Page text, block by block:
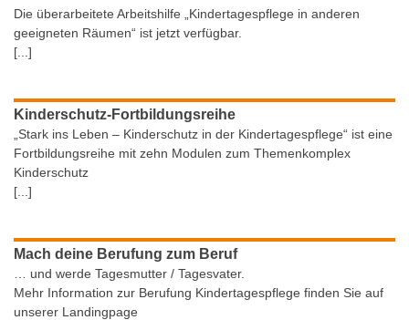
Die überarbeitete Arbeitshilfe „Kindertagespflege in anderen
geeigneten Räumen“ ist jetzt verfügbar.
[...]
Kinderschutz-Fortbildungsreihe
„Stark ins Leben – Kinderschutz in der Kindertagespflege“ ist eine
Fortbildungsreihe mit zehn Modulen zum Themenkomplex
Kinderschutz
[...]
Mach deine Berufung zum Beruf
… und werde Tagesmutter / Tagesvater.
Mehr Information zur Berufung Kindertagespflege finden Sie auf
unserer Landingpage